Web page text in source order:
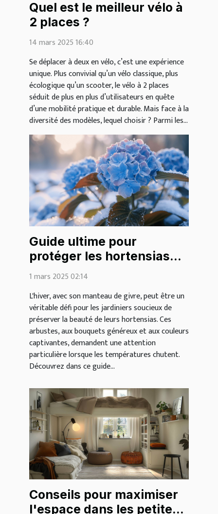
Quel est le meilleur vélo à
2 places ?
14 mars 2025 16:40
Se déplacer à deux en vélo, c’est une expérience
unique. Plus convivial qu’un vélo classique, plus
écologique qu’un scooter, le vélo à 2 places
séduit de plus en plus d’utilisateurs en quête
d’une mobilité pratique et durable. Mais face à la
diversité des modèles, lequel choisir ? Parmi les...
Guide ultime pour
protéger les hortensias
des gelées hivernales
1 mars 2025 02:14
L'hiver, avec son manteau de givre, peut être un
véritable défi pour les jardiniers soucieux de
préserver la beauté de leurs hortensias. Ces
arbustes, aux bouquets généreux et aux couleurs
captivantes, demandent une attention
particulière lorsque les températures chutent.
Découvrez dans ce guide...
Conseils pour maximiser
l'espace dans les petites